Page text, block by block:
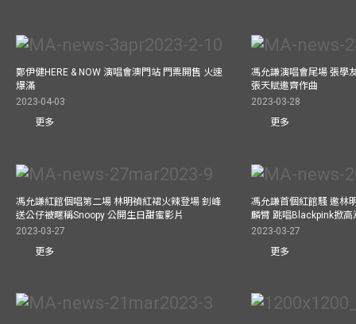
鄭伊健HERE & NOW 演唱會澳門站 門票開售 火速
爆滿
2023-04-03
更多
馮允謙演唱會尾場 張學
張天賦邀齊作曲
2023-03-28
更多
馮允謙紅館個唱第二場 林明禎紅裙火辣登場 釗峰
送公仔被暱稱Snoopy 公開生日甜蜜影片
2023-03-27
更多
馮允謙首個紅館騷 邀林
麟臂 跳唱Blackpink掀高
2023-03-27
更多